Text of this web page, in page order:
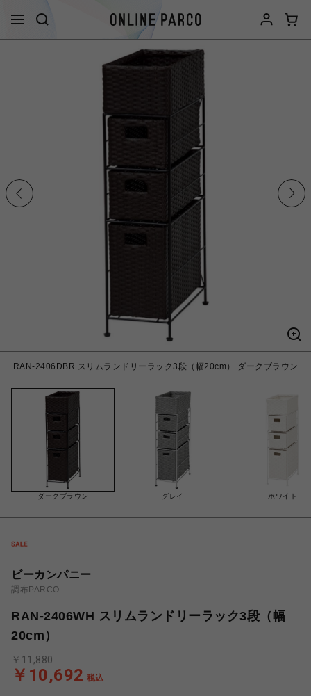
RAN-2406DBR スリムランドリーラック3段（幅20cm） ダークブラウン
ダークブラウン グレイ ホワイト
ビーカンパニー
調布PARCO
RAN-2406WH スリムランドリーラック3段（幅
20cm）
￥10,692 税込
￥11,880